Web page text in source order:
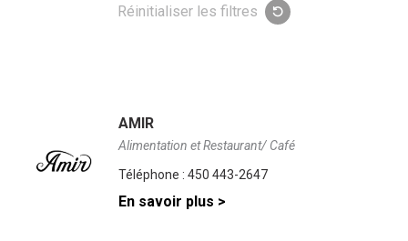
mesure
que
Réinitialiser les filtres
AMIR
Alimentation et Restaurant/ Café
Téléphone : 450 443-2647
En savoir plus >